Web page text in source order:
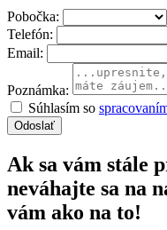
Pobočka:
Telefón:
Email:
Poznámka:
Súhlasím so
Odoslať
Ak sa vám stále
neváhajte sa na
vám ako na to!